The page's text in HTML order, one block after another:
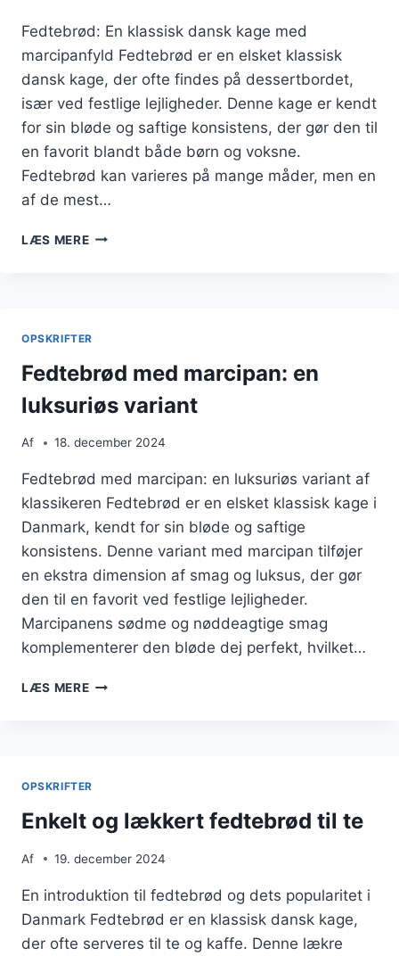
Fedtebrød: En klassisk dansk kage med
marcipanfyld Fedtebrød er en elsket klassisk
dansk kage, der ofte findes på dessertbordet,
især ved festlige lejligheder. Denne kage er kendt
for sin bløde og saftige konsistens, der gør den til
en favorit blandt både børn og voksne.
Fedtebrød kan varieres på mange måder, men en
af de mest…
LÆS MEREFEDTEBRØD
OPSKRIFTER
Fedtebrød med marcipan: en
luksuriøs variant
Af 18. december 2024
Fedtebrød med marcipan: en luksuriøs variant af
klassikeren Fedtebrød er en elsket klassisk kage i
Danmark, kendt for sin bløde og saftige
konsistens. Denne variant med marcipan tilføjer
en ekstra dimension af smag og luksus, der gør
den til en favorit ved festlige lejligheder.
Marcipanens sødme og nøddeagtige smag
komplementerer den bløde dej perfekt, hvilket…
LÆS MEREFEDTEBRØD
OPSKRIFTER
Enkelt og lækkert fedtebrød til te
Af 19. december 2024
En introduktion til fedtebrød og dets popularitet i
Danmark Fedtebrød er en klassisk dansk kage,
der ofte serveres til te og kaffe. Denne lækre